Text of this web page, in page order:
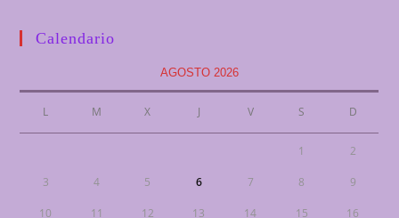
Calendario
AGOSTO 2026
L M X J V S D
1 2
3 4 5 6 7 8 9
10 11 12 13 14 15 16